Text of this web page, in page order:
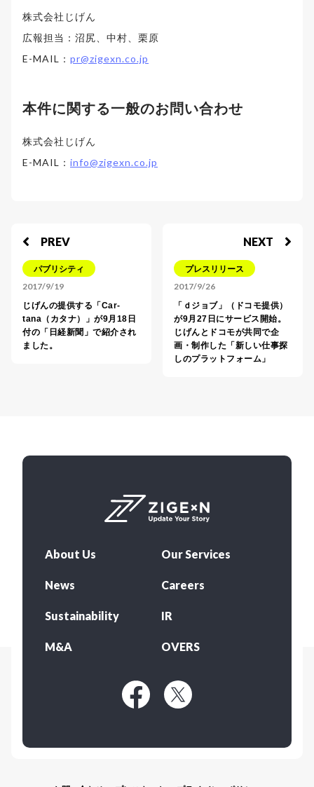
株式会社じげん
広報担当：沼尻、中村、栗原
E-MAIL： pr@zigexn.co.jp
本件に関する一般のお問い合わせ
株式会社じげん
E-MAIL： info@zigexn.co.jp
PREV
パブリシティ
2017/9/19
じげんの提供する「Car-
tana（カタナ）」が9月18日
付の「日経新聞」で紹介され
ました。
NEXT
プレスリリース
2017/9/26
「ｄジョブ」（ドコモ提供）
が9月27日にサービス開始。
じげんとドコモが共同で企
画・制作した「新しい仕事探
しのプラットフォーム」
About Us Our Services
News Careers
Sustainability IR
M&A OVERS